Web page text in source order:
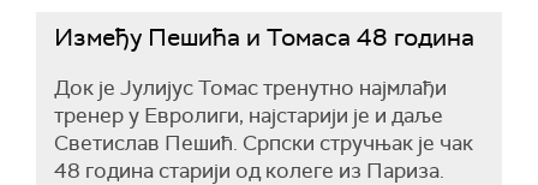
Између Пешића и Томаса 48 година
Док је Јулијус Томас тренутно најмлађи
тренер у Евролиги, најстарији је и даље
Светислав Пешић. Српски стручњак је чак
48 година старији од колеге из Париза.